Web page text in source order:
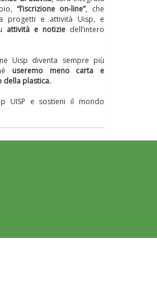
“l’iscrizione on-line”, che
progetti e attività Uisp, e
attività e notiziedell’intero
Uisp diventa sempre più
useremo meno carta
e
della plastica.
UISP e sostieni il mondo